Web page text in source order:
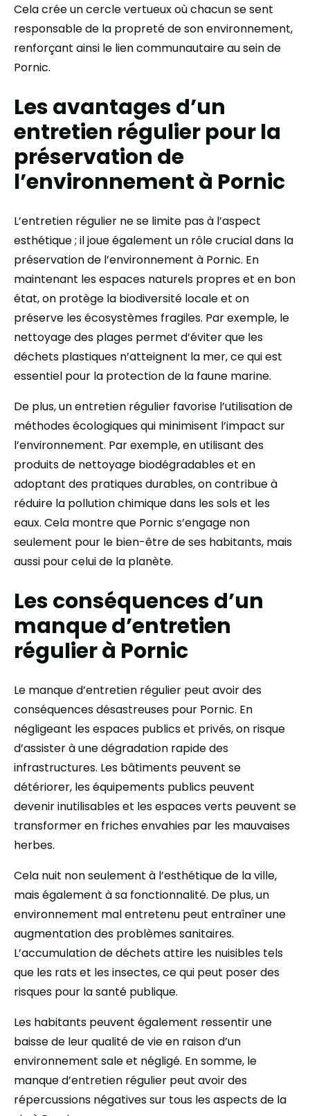
Cela crée un cercle vertueux où chacun se sent
responsable de la propreté de son environnement,
renforçant ainsi le lien communautaire au sein de
Pornic.
Les avantages d’un
entretien régulier pour la
préservation de
l’environnement à Pornic
L’entretien régulier ne se limite pas à l’aspect
esthétique ; il joue également un rôle crucial dans la
préservation de l’environnement à Pornic. En
maintenant les espaces naturels propres et en bon
état, on protège la biodiversité locale et on
préserve les écosystèmes fragiles. Par exemple, le
nettoyage des plages permet d’éviter que les
déchets plastiques n’atteignent la mer, ce qui est
essentiel pour la protection de la faune marine.
De plus, un entretien régulier favorise l’utilisation de
méthodes écologiques qui minimisent l’impact sur
l’environnement. Par exemple, en utilisant des
produits de nettoyage biodégradables et en
adoptant des pratiques durables, on contribue à
réduire la pollution chimique dans les sols et les
eaux. Cela montre que Pornic s’engage non
seulement pour le bien-être de ses habitants, mais
aussi pour celui de la planète.
Les conséquences d’un
manque d’entretien
régulier à Pornic
Le manque d’entretien régulier peut avoir des
conséquences désastreuses pour Pornic. En
négligeant les espaces publics et privés, on risque
d’assister à une dégradation rapide des
infrastructures. Les bâtiments peuvent se
détériorer, les équipements publics peuvent
devenir inutilisables et les espaces verts peuvent se
transformer en friches envahies par les mauvaises
herbes.
Cela nuit non seulement à l’esthétique de la ville,
mais également à sa fonctionnalité. De plus, un
environnement mal entretenu peut entraîner une
augmentation des problèmes sanitaires.
L’accumulation de déchets attire les nuisibles tels
que les rats et les insectes, ce qui peut poser des
risques pour la santé publique.
Les habitants peuvent également ressentir une
baisse de leur qualité de vie en raison d’un
environnement sale et négligé. En somme, le
manque d’entretien régulier peut avoir des
répercussions négatives sur tous les aspects de la